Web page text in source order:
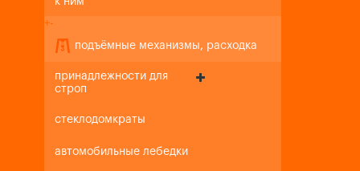
+-
подъёмные механизмы, расходка
принадлежности для
строп
стеклодомкраты
автомобильные лебедки